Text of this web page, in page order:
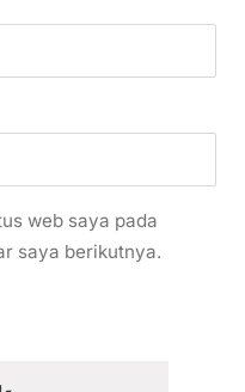
web saya pada
saya berikutnya.